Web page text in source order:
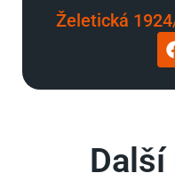
Želetická
Další